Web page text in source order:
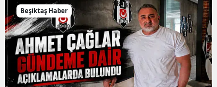
Beşiktaş Haber